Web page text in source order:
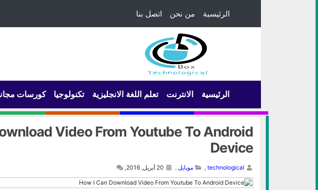
الرئيسية من نحن اتصل بنا
الرئيسية الانترنت تعلم اللغة الانجليزية تكنولوجيا كورسات
Video From Youtube To Android
Device
technological
, موبايل ,